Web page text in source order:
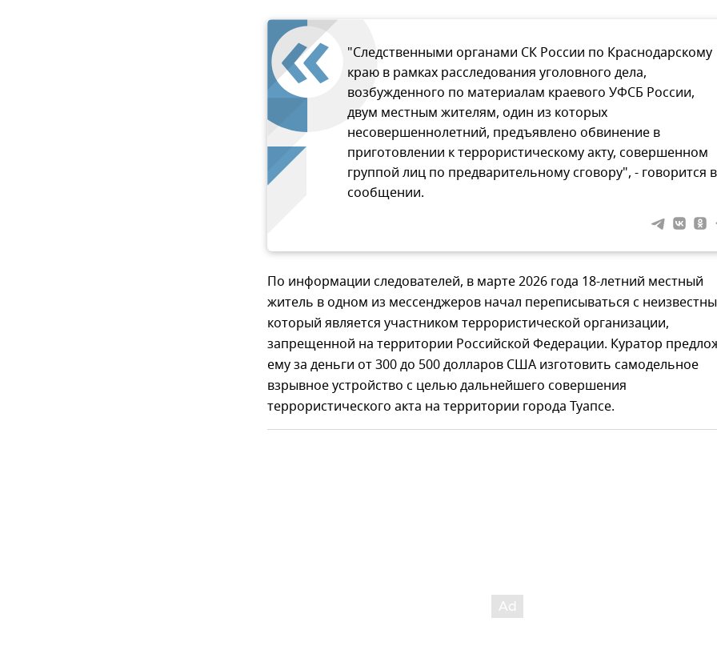
"Следственными органами СК России по Краснодарскому
краю в рамках расследования уголовного дела,
возбужденного по материалам краевого УФСБ России,
двум местным жителям, один из которых
несовершеннолетний, предъявлено обвинение в
приготовлении к террористическому акту, совершенном
группой лиц по предварительному сговору", - говорится в
сообщении.
По информации следователей, в марте 2026 года 18-летний местный
житель в одном из мессенджеров начал переписываться с
который является участником террористической организации,
запрещенной на территории Российской Федерации. Куратор
ему за деньги от 300 до 500 долларов США изготовить самодельное
взрывное устройство с целью дальнейшего совершения
террористического акта на территории города Туапсе.